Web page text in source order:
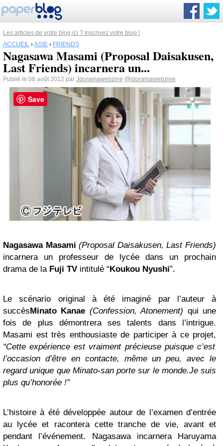
Les articles de votre blog ici ? Inscrivez votre blog !
ACCUEIL › ASIE › FRIENDS
Nagasawa Masami (Proposal Daisakusen,
Last Friends) incarnera un...
Publié le 08 août 2012 par Jdoramawebzine @jdoramawebzine
Nagasawa Masami(Proposal Daisakusen, Last Friends)
incarnera un professeur de lycée dans un prochain
drama de la Fuji TV intitulé “Koukou Nyushi”.
Le scénario original à été imaginé par l’auteur à
succèsMinato Kanae (Confession, Atonement) qui une
fois de plus démontrera ses talents dans l’intrigue.
Masami est très enthousiaste de participer à ce projet,
“Cette expérience est vraiment précieuse puisque c’est
l’occasion d’être en contacte, même un peu, avec le
regard unique que Minato-san porte sur le monde.Je suis
plus qu’honorée !”
L’histoire à été développée autour de l’examen d’entrée
au lycée et racontera cette tranche de vie, avant et
pendant l’événement. Nagasawa incarnera Haruyama
Save